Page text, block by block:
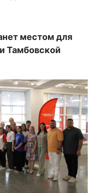
местом для
Тамбовской